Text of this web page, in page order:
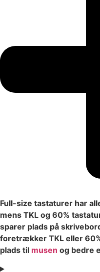
Full-size tastaturer har
mens TKL og 60%
sparer plads på
foretrækker TKL eller
plads til musen og bedre